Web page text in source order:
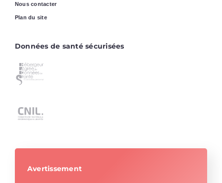
Nous contacter
Plan du site
Données de santé sécurisées
Avertissement